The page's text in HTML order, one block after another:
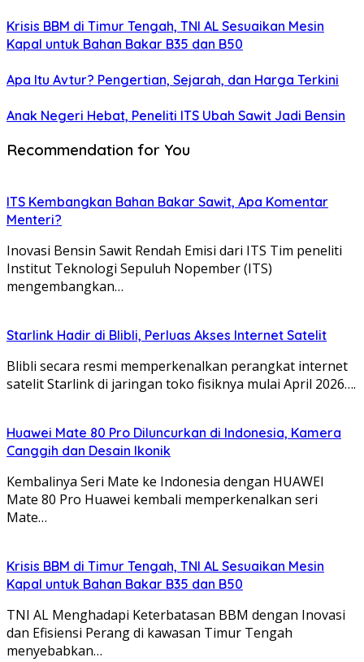
Krisis BBM di Timur Tengah, TNI AL Sesuaikan Mesin
Kapal untuk Bahan Bakar B35 dan B50
Apa Itu Avtur? Pengertian, Sejarah, dan Harga Terkini
Anak Negeri Hebat, Peneliti ITS Ubah Sawit Jadi Bensin
Recommendation for You
ITS Kembangkan Bahan Bakar Sawit, Apa Komentar
Menteri?
Inovasi Bensin Sawit Rendah Emisi dari ITS Tim peneliti
Institut Teknologi Sepuluh Nopember (ITS)
mengembangkan…
Starlink Hadir di Blibli, Perluas Akses Internet Satelit
Blibli secara resmi memperkenalkan perangkat internet
satelit Starlink di jaringan toko fisiknya mulai April 2026….
Huawei Mate 80 Pro Diluncurkan di Indonesia, Kamera
Canggih dan Desain Ikonik
Kembalinya Seri Mate ke Indonesia dengan HUAWEI
Mate 80 Pro Huawei kembali memperkenalkan seri
Mate…
Krisis BBM di Timur Tengah, TNI AL Sesuaikan Mesin
Kapal untuk Bahan Bakar B35 dan B50
TNI AL Menghadapi Keterbatasan BBM dengan Inovasi
dan Efisiensi Perang di kawasan Timur Tengah
menyebabkan…